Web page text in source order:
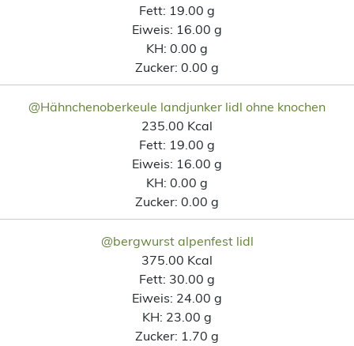
Fett: 19.00 g
Eiweis: 16.00 g
KH: 0.00 g
Zucker: 0.00 g
@Hähnchenoberkeule landjunker lidl ohne knochen
235.00 Kcal
Fett: 19.00 g
Eiweis: 16.00 g
KH: 0.00 g
Zucker: 0.00 g
@bergwurst alpenfest lidl
375.00 Kcal
Fett: 30.00 g
Eiweis: 24.00 g
KH: 23.00 g
Zucker: 1.70 g